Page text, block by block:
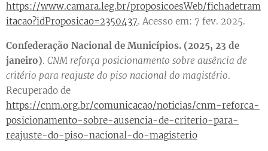
https://www.camara.leg.br/proposicoesWeb/fichadetram
itacao?idProposicao=2350437. Acesso em: 7 fev. 2025.
Confederação Nacional de Municípios. (2025, 23 de
janeiro). CNM reforça posicionamento sobre ausência de
critério para reajuste do piso nacional do magistério.
Recuperado de
https://cnm.org.br/comunicacao/noticias/cnm-reforca-
posicionamento-sobre-ausencia-de-criterio-para-
reajuste-do-piso-nacional-do-magisterio